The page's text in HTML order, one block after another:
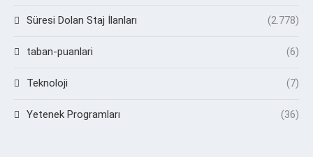
Süresi Dolan Staj İlanları (2.778)
taban-puanlari (6)
Teknoloji (7)
Yetenek Programları (36)